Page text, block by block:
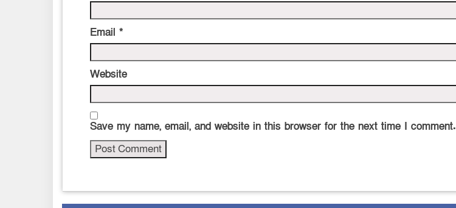
Email *
Website
Save my name, email, and website in this browser for the next time I comment.